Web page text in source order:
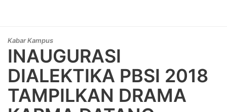
Kabar Kampus
INAUGURASI
DIALEKTIKA PBSI 2018
TAMPILKAN DRAMA